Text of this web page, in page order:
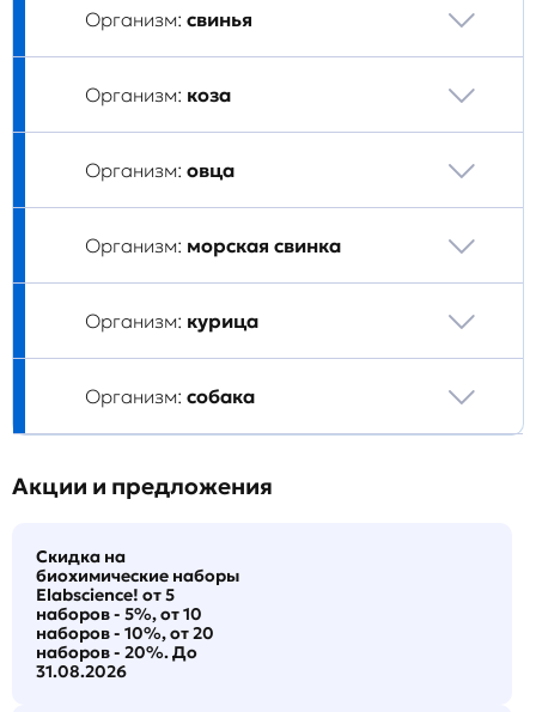
Организм: свинья
Организм: коза
Организм: овца
Организм: морская свинка
Организм: курица
Организм: собака
Акции и предложения
Скидка на
биохимические наборы
Elabscience! от 5
наборов - 5%, от 10
наборов - 10%, от 20
наборов - 20%. До
31.08.2026